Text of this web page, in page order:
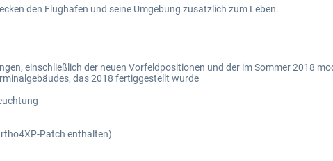
den Flughafen und seine Umgebung zusätzlich zum Leben.
einschließlich der neuen Vorfeldpositionen und der im Sommer 2018
das 2018 fertiggestellt wurde
Patch enthalten)